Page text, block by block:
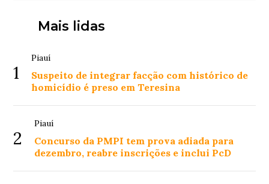
Mais lidas
1
Piauí
Suspeito de integrar facção com histórico de
homicídio é preso em Teresina
2
Piauí
Concurso da PMPI tem prova adiada para
dezembro, reabre inscrições e inclui PcD